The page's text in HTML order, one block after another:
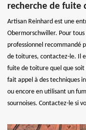
recherche de fuite
Artisan Reinhard est une
Obermorschwiller. Pour
professionnel recommandé
de toitures, contactez-le. Il
fuite de toiture quel que
fait appel à des techniques
ou encore en utilisant un
sournoises. Contactez-le si